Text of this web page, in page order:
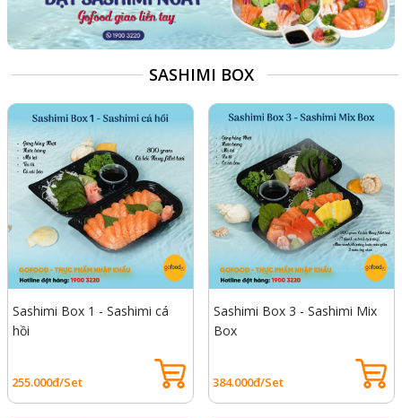
SASHIMI BOX
Sashimi Box 1 - Sashimi cá
hồi
255.000đ/Set
Sashimi Box 3 - Sashimi Mix
Box
384.000đ/Set